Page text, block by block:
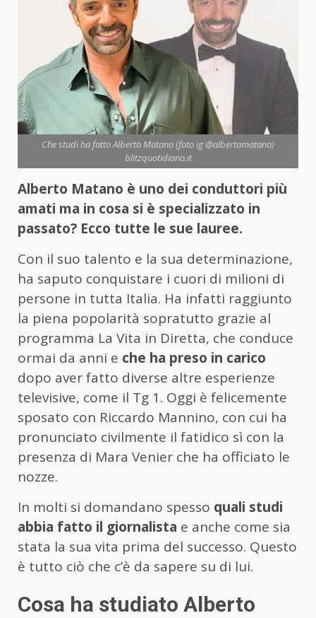
Che studi ha fatto Alberto Matano (foto ig @albertomatano)
blitzquotidiano.it
Alberto Matano è uno dei conduttori più
amati ma in cosa si è specializzato in
passato? Ecco tutte le sue lauree.
Con il suo talento e la sua determinazione,
ha saputo conquistare i cuori di milioni di
persone in tutta Italia. Ha infatti raggiunto
la piena popolarità sopratutto grazie al
programma La Vita in Diretta, che conduce
ormai da anni e che ha preso in carico
dopo aver fatto diverse altre esperienze
televisive, come il Tg 1. Oggi è felicemente
sposato con Riccardo Mannino, con cui ha
pronunciato civilmente il fatidico sì con la
presenza di Mara Venier che ha officiato le
nozze.
In molti si domandano spesso quali studi
abbia fatto il giornalista e anche come sia
stata la sua vita prima del successo. Questo
è tutto ciò che c’è da sapere su di lui.
Cosa ha studiato Alberto